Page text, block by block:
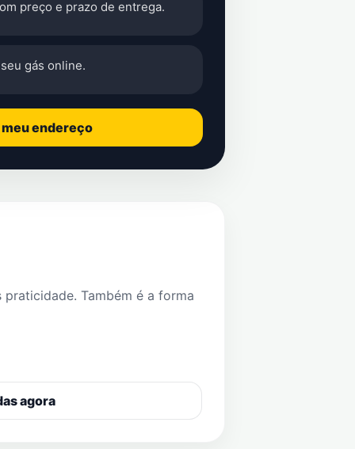
preço e prazo de entrega.
gás online.
endereço
Também é a forma
agora